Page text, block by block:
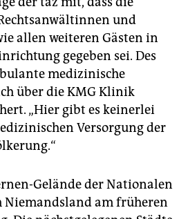
und
allen weiteren Gästen in
gegeben sei. Des
medizinische
über die KMG Klinik
„Hier gibt es keinerlei
Versorgung der
Gelände der Nationalen
Niemandsland am früheren